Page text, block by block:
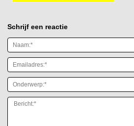
Schrijf een reactie